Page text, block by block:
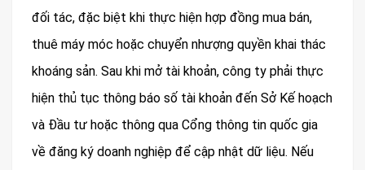
đối tác, đặc biệt khi thực hiện hợp đồng mua bán,
thuê máy móc hoặc chuyển nhượng quyền khai thác
khoáng sản. Sau khi mở tài khoản, công ty phải thực
hiện thủ tục thông báo số tài khoản đến Sở Kế hoạch
và Đầu tư hoặc thông qua Cổng thông tin quốc gia
về đăng ký doanh nghiệp để cập nhật dữ liệu. Nếu